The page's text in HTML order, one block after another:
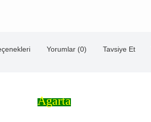
Yorumlar (0) Tavsiye Et
Agarta